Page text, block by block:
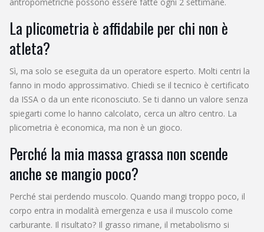
La plicometria è affidabile per chi non è
atleta?
Sì, ma solo se eseguita da un operatore esperto. Molti centri la
fanno in modo approssimativo. Chiedi se il tecnico è certificato
da ISSA o da un ente riconosciuto. Se ti danno un valore senza
spiegarti come lo hanno calcolato, cerca un altro centro. La
plicometria è economica, ma non è un gioco.
Perché la mia massa grassa non scende
anche se mangio poco?
Perché stai perdendo muscolo. Quando mangi troppo poco, il
corpo entra in modalità emergenza e usa il muscolo come
carburante. Il risultato? Il grasso rimane, il metabolismo si